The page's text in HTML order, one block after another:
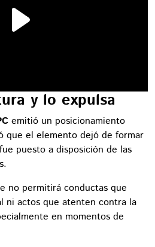
y lo expulsa
emitió un posicionamiento
que el elemento dejó de formar
puesto a disposición de las
no permitirá conductas que
ni actos que atenten contra la
en momentos de